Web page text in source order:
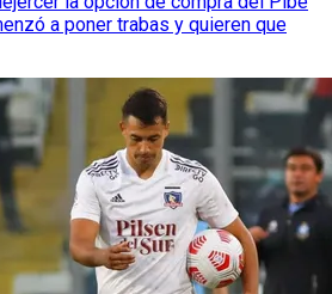
a poner trabas y quieren que